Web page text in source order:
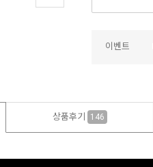
이벤트
상품후기 146